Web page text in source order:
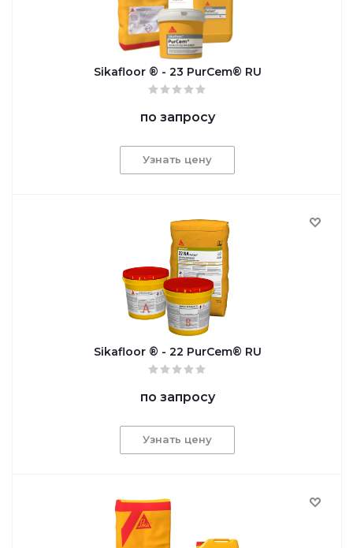
Sikafloor ® - 23 PurCem® RU
по запросу
Узнать цену
Sikafloor ® - 22 PurCem® RU
по запросу
Узнать цену